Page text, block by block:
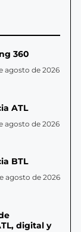
360
agosto de 2026
ATL
agosto de 2026
BTL
agosto de 2026
digital y